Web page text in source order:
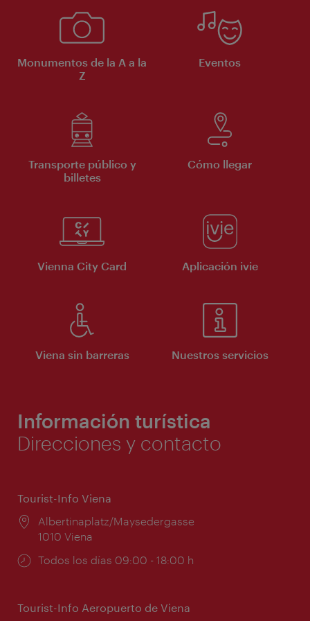
Monumentos de la A a la
Z
Eventos
Transporte público y
billetes
Cómo llegar
Vienna City Card Aplicación ivie
Viena sin barreras Nuestros servicios
Información turística
Direcciones y contacto
Tourist-Info Viena
Lugar:
Albertinaplatz/Maysedergasse
1010 Viena
Horarios
Todos los días 09:00 - 18:00 h
Tourist-Info Aeropuerto de Viena